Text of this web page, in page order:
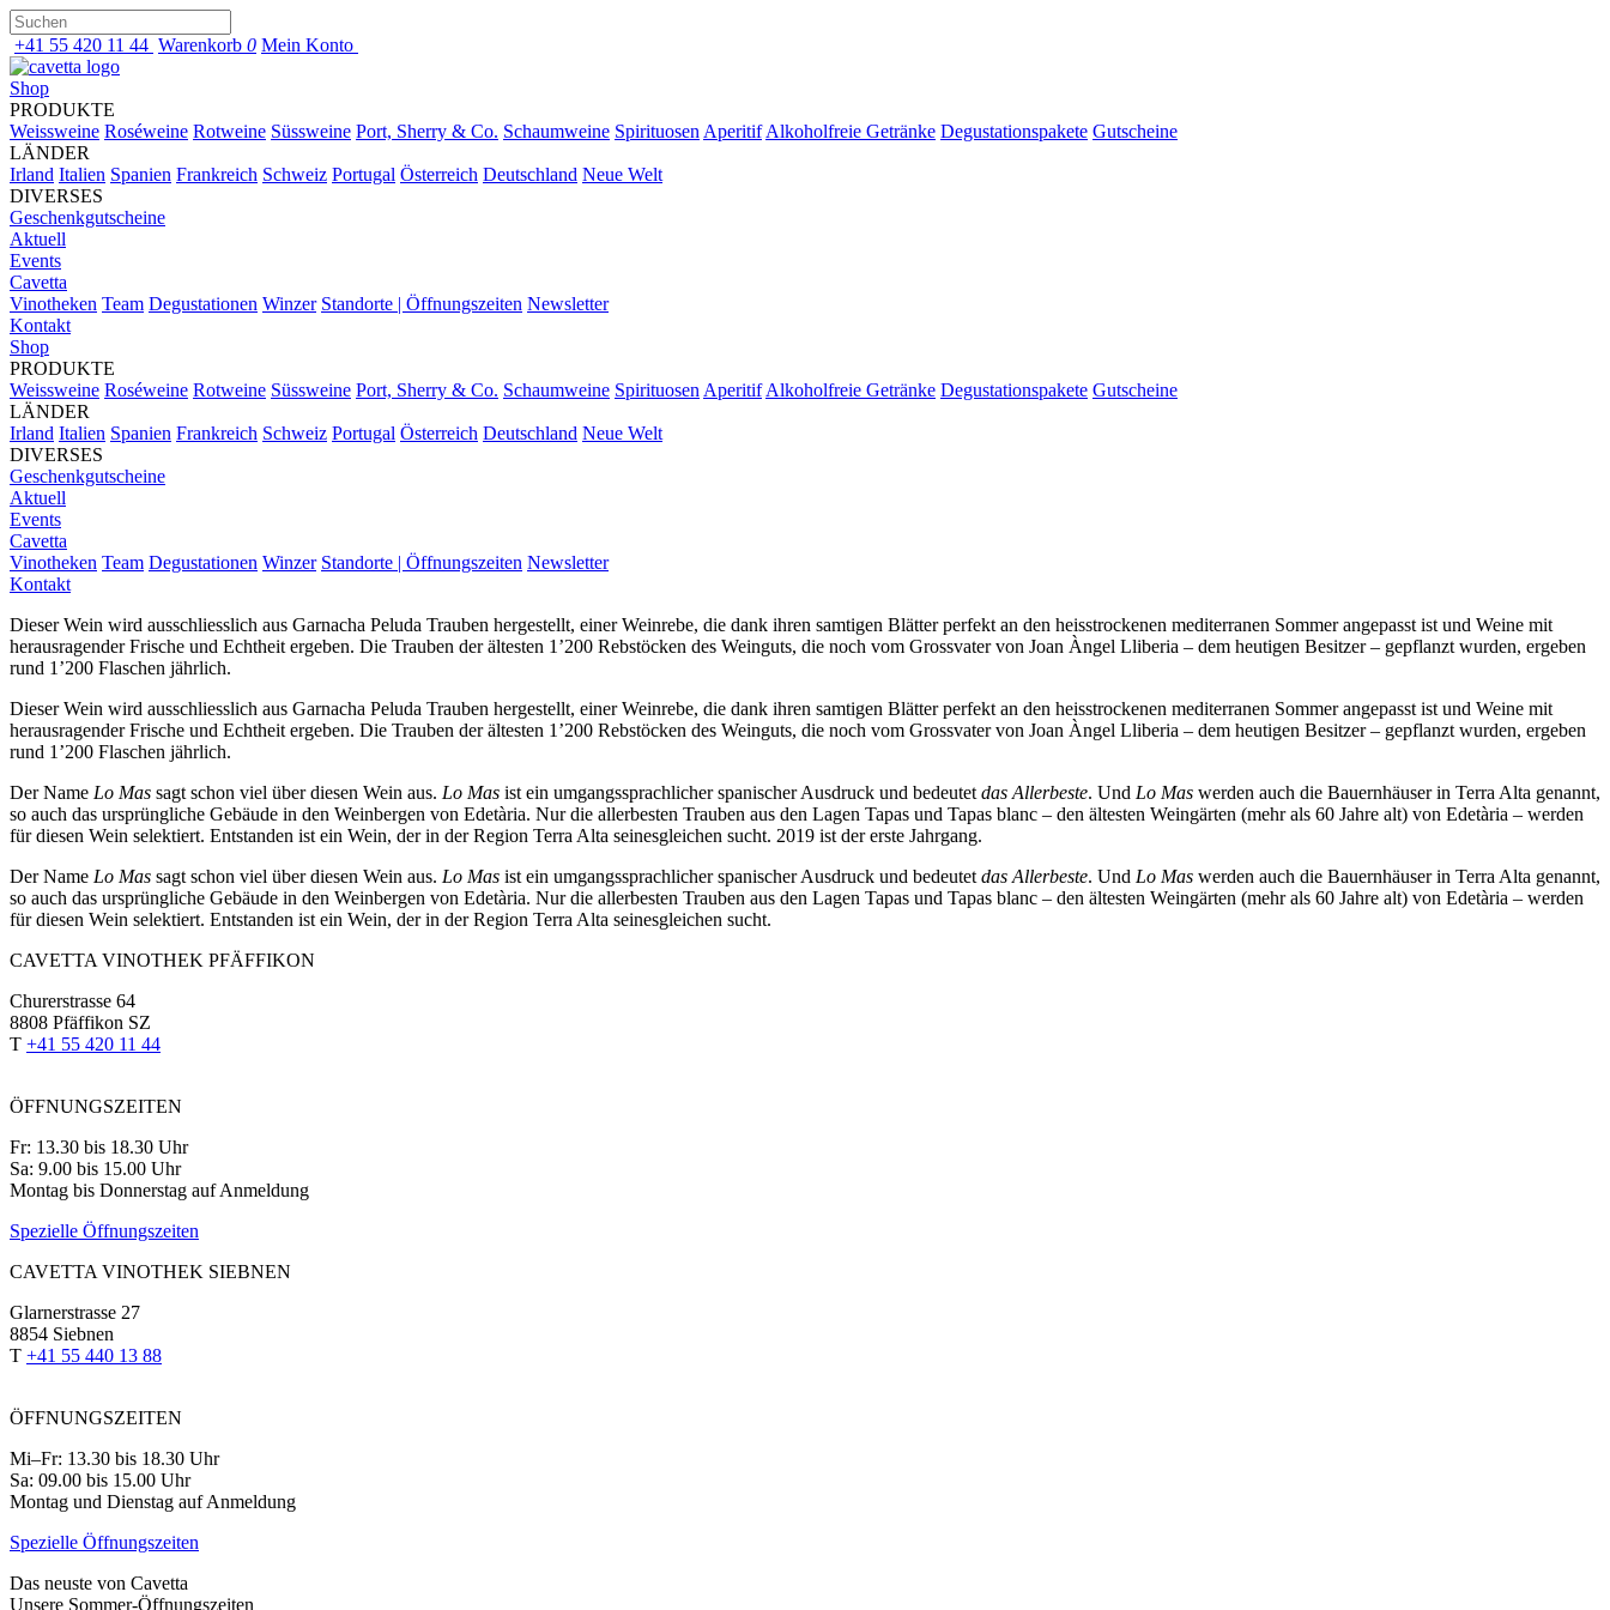
+41 55 420 11 44 Warenkorb 0 Mein Konto
Shop
PRODUKTE
Weissweine Roséweine Rotweine Süssweine Port, Sherry & Co. Schaumweine Spirituosen Aperitif Alkoholfreie Getränke Degustationspakete Gutscheine
LÄNDER
Irland Italien Spanien Frankreich Schweiz Portugal Österreich Deutschland Neue Welt
DIVERSES
Geschenkgutscheine
Aktuell
Events
Cavetta
Vinotheken Team Degustationen Winzer Standorte | Öffnungszeiten Newsletter
Kontakt
Shop
PRODUKTE
Weissweine Roséweine Rotweine Süssweine Port, Sherry & Co. Schaumweine Spirituosen Aperitif Alkoholfreie Getränke Degustationspakete Gutscheine
LÄNDER
Irland Italien Spanien Frankreich Schweiz Portugal Österreich Deutschland Neue Welt
DIVERSES
Geschenkgutscheine
Aktuell
Events
Cavetta
Vinotheken Team Degustationen Winzer Standorte | Öffnungszeiten Newsletter
Kontakt
Dieser Wein wird ausschliesslich aus Garnacha Peluda Trauben hergestellt, einer Weinrebe, die dank ihren samtigen Blätter perfekt an den heisstrockenen mediterranen Sommer angepasst ist und Weine mit
herausragender Frische und Echtheit ergeben. Die Trauben der ältesten 1’200 Rebstöcken des Weinguts, die noch vom Grossvater von Joan Àngel Lliberia – dem heutigen Besitzer – gepflanzt wurden, ergeben
rund 1’200 Flaschen jährlich.
Dieser Wein wird ausschliesslich aus Garnacha Peluda Trauben hergestellt, einer Weinrebe, die dank ihren samtigen Blätter perfekt an den heisstrockenen mediterranen Sommer angepasst ist und Weine mit
herausragender Frische und Echtheit ergeben. Die Trauben der ältesten 1’200 Rebstöcken des Weinguts, die noch vom Grossvater von Joan Àngel Lliberia – dem heutigen Besitzer – gepflanzt wurden, ergeben
rund 1’200 Flaschen jährlich.
Der Name Lo Mas sagt schon viel über diesen Wein aus. Lo Mas ist ein umgangssprachlicher spanischer Ausdruck und bedeutet das Allerbeste. Und Lo Mas werden auch die Bauernhäuser in Terra Alta genannt,
so auch das ursprüngliche Gebäude in den Weinbergen von Edetària. Nur die allerbesten Trauben aus den Lagen Tapas und Tapas blanc – den ältesten Weingärten (mehr als 60 Jahre alt) von Edetària – werden
für diesen Wein selektiert. Entstanden ist ein Wein, der in der Region Terra Alta seinesgleichen sucht. 2019 ist der erste Jahrgang.
Der Name Lo Mas sagt schon viel über diesen Wein aus. Lo Mas ist ein umgangssprachlicher spanischer Ausdruck und bedeutet das Allerbeste. Und Lo Mas werden auch die Bauernhäuser in Terra Alta genannt,
so auch das ursprüngliche Gebäude in den Weinbergen von Edetària. Nur die allerbesten Trauben aus den Lagen Tapas und Tapas blanc – den ältesten Weingärten (mehr als 60 Jahre alt) von Edetària – werden
für diesen Wein selektiert. Entstanden ist ein Wein, der in der Region Terra Alta seinesgleichen sucht.
CAVETTA VINOTHEK PFÄFFIKON
Churerstrasse 64
8808 Pfäffikon SZ
T +41 55 420 11 44
ÖFFNUNGSZEITEN
Fr: 13.30 bis 18.30 Uhr
Sa: 9.00 bis 15.00 Uhr
Montag bis Donnerstag auf Anmeldung
Spezielle Öffnungszeiten
CAVETTA VINOTHEK SIEBNEN
Glarnerstrasse 27
8854 Siebnen
T +41 55 440 13 88
ÖFFNUNGSZEITEN
Mi–Fr: 13.30 bis 18.30 Uhr
Sa: 09.00 bis 15.00 Uhr
Montag und Dienstag auf Anmeldung
Spezielle Öffnungszeiten
Das neuste von Cavetta
Unsere Sommer-Öffnungszeiten